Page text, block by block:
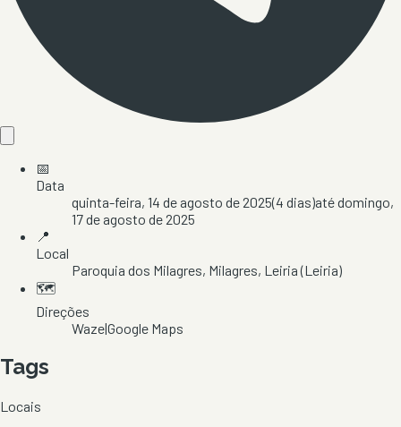
📅
Data
quinta-feira, 14 de agosto de 2025(4 dias)atédomingo,
17 de agosto de 2025
📍
Local
Paroquia dos Milagres, Milagres, Leiria(Leiria)
🗺️
Direções
Waze|Google Maps
Tags
Locais